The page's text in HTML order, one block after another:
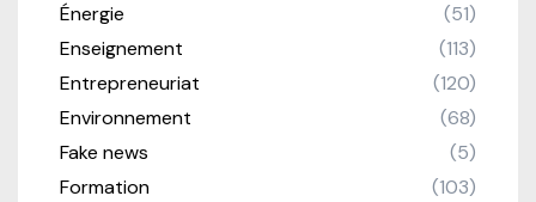
Énergie
(51)
Enseignement
(113)
Entrepreneuriat
(120)
Environnement
(68)
Fake news
(5)
Formation
(103)